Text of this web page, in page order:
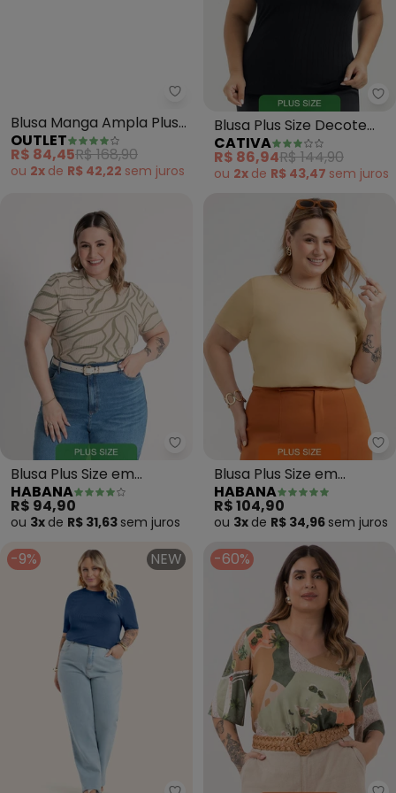
Outlet - Blusa Manga Ampla
Blusa Manga Ampla Plus
Size Feminino (Azul)
OUTLET
R$ 84,45R$ 168,90
ou 2x de R$ 42,22 semjuros
Blusa Plus Size Decote
Gota Canelada (Preto)
CATIVA
R$ 86,94R$ 144,90
ou 2x de R$ 43,47 sem juros
Blusa Plus Size em
Canelado (Bege)
HABANA
R$ 94,90
ou 3x de R$ 31,63 sem juros
Blusa Plus Size em
Misturinha (Bege)
HABANA
R$ 104,90
ou 3x de R$ 34,96 sem juros
-9% NEW -60%